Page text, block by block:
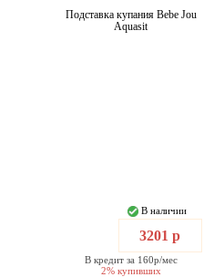
Подставка купания Bebe Jou
Aquasit
В наличии
3201 р
В кредит за 160р/мес
2% купивших